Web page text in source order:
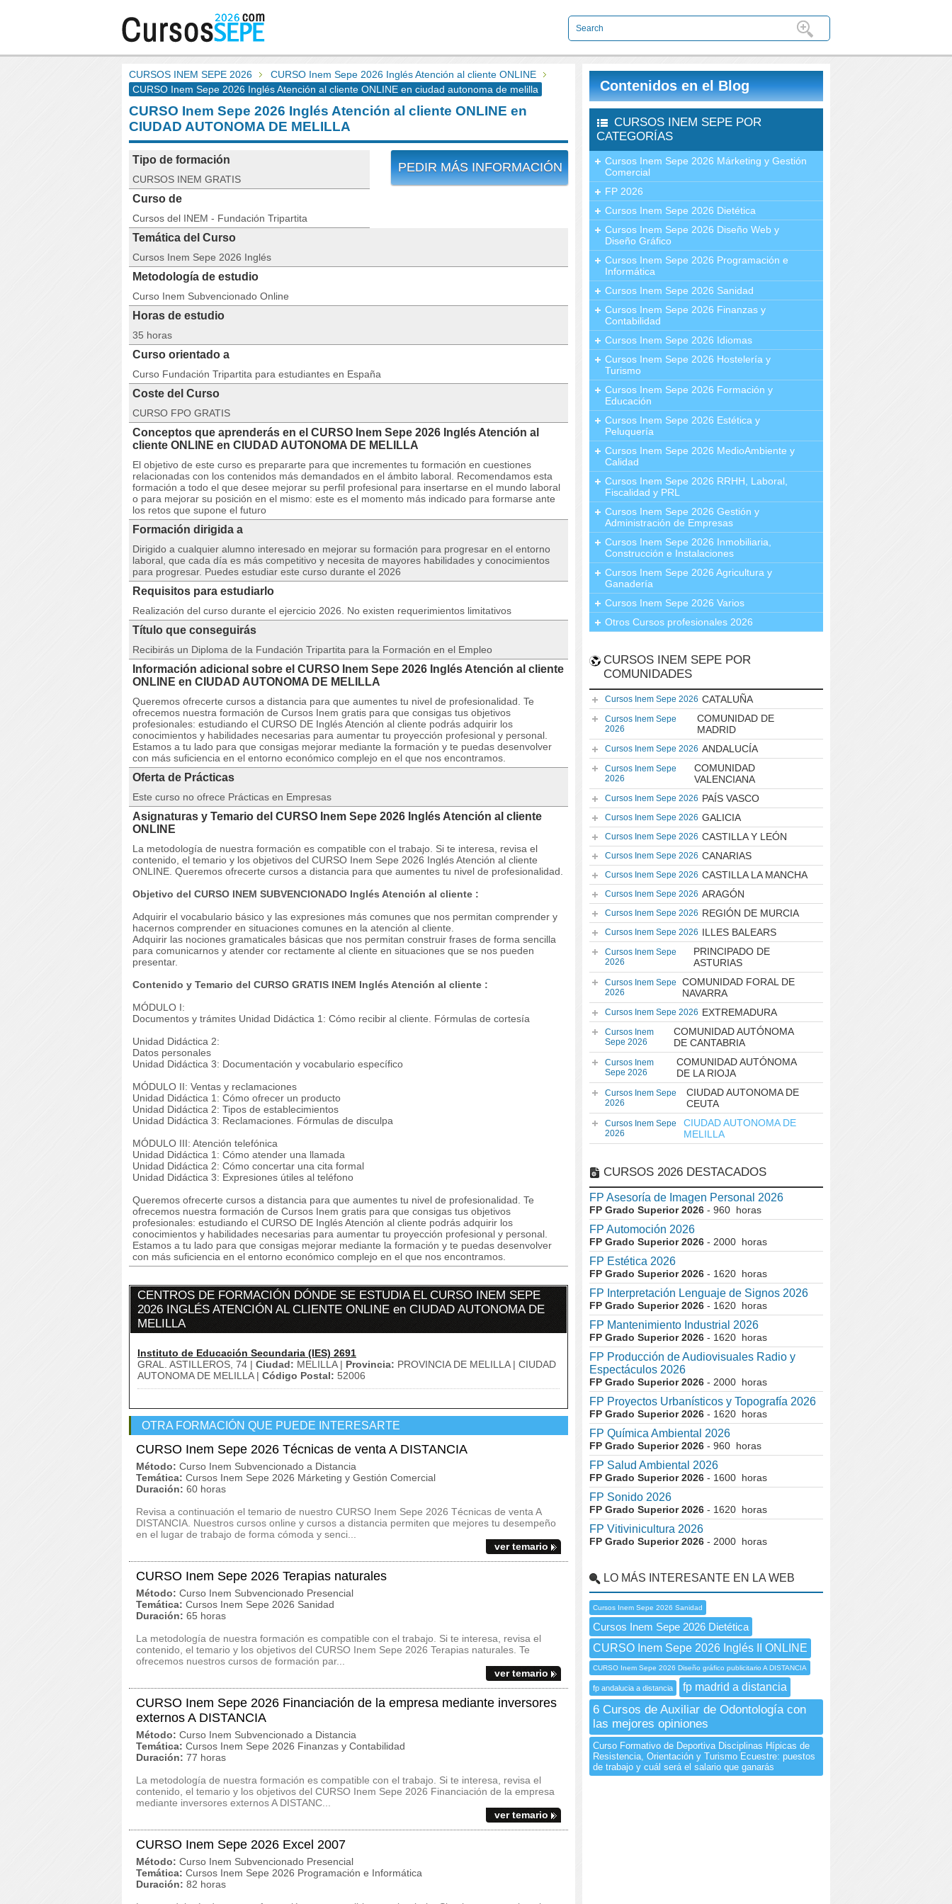
CURSOS INEM SEPE 2026
CURSO Inem Sepe 2026 Inglés Atención al cliente ONLINE
CURSO Inem Sepe 2026 Inglés Atención al cliente ONLINE en ciudad autonoma de melilla
CURSO Inem Sepe 2026 Inglés Atención al cliente ONLINE en
CIUDAD AUTONOMA DE MELILLA
PEDIR MÁS INFORMACIÓN
Tipo de formación
CURSOS INEM GRATIS
Curso de
Cursos del INEM - Fundación Tripartita
Temática del Curso
Cursos Inem Sepe 2026 Inglés
Metodología de estudio
Curso Inem Subvencionado Online
Horas de estudio
35 horas
Curso orientado a
Curso Fundación Tripartita para estudiantes en España
Coste del Curso
CURSO FPO GRATIS
Conceptos que aprenderás en el CURSO Inem Sepe 2026 Inglés Atención al
cliente ONLINE en CIUDAD AUTONOMA DE MELILLA
El objetivo de este curso es prepararte para que incrementes tu formación en cuestiones
relacionadas con los contenidos más demandados en el ámbito laboral. Recomendamos esta
formación a todo el que desee mejorar su perfil profesional para insertarse en el mundo laboral
o para mejorar su posición en el mismo: este es el momento más indicado para formarse ante
los retos que supone el futuro
Formación dirigida a
Dirigido a cualquier alumno interesado en mejorar su formación para progresar en el entorno
laboral, que cada día es más competitivo y necesita de mayores habilidades y conocimientos
para progresar. Puedes estudiar este curso durante el 2026
Requisitos para estudiarlo
Realización del curso durante el ejercicio 2026. No existen requerimientos limitativos
Título que conseguirás
Recibirás un Diploma de la Fundación Tripartita para la Formación en el Empleo
Información adicional sobre el CURSO Inem Sepe 2026 Inglés Atención al cliente
ONLINE en CIUDAD AUTONOMA DE MELILLA
Queremos ofrecerte cursos a distancia para que aumentes tu nivel de profesionalidad. Te
ofrecemos nuestra formación de Cursos Inem gratis para que consigas tus objetivos
profesionales: estudiando el CURSO DE Inglés Atención al cliente podrás adquirir los
conocimientos y habilidades necesarias para aumentar tu proyección profesional y personal.
Estamos a tu lado para que consigas mejorar mediante la formación y te puedas desenvolver
con más suficiencia en el entorno económico complejo en el que nos encontramos.
Oferta de Prácticas
Este curso no ofrece Prácticas en Empresas
Asignaturas y Temario del CURSO Inem Sepe 2026 Inglés Atención al cliente
ONLINE
La metodología de nuestra formación es compatible con el trabajo. Si te interesa, revisa el
contenido, el temario y los objetivos del CURSO Inem Sepe 2026 Inglés Atención al cliente
ONLINE. Queremos ofrecerte cursos a distancia para que aumentes tu nivel de profesionalidad.
Objetivo del CURSO INEM SUBVENCIONADO Inglés Atención al cliente :
Adquirir el vocabulario básico y las expresiones más comunes que nos permitan comprender y
hacernos comprender en situaciones comunes en la atención al cliente.
Adquirir las nociones gramaticales básicas que nos permitan construir frases de forma sencilla
para comunicarnos y atender cor rectamente al cliente en situaciones que se nos pueden
presentar.
Contenido y Temario del CURSO GRATIS INEM Inglés Atención al cliente :
MÓDULO I:
Documentos y trámites Unidad Didáctica 1: Cómo recibir al cliente. Fórmulas de cortesía
Unidad Didáctica 2:
Datos personales
Unidad Didáctica 3: Documentación y vocabulario específico
MÓDULO II: Ventas y reclamaciones
Unidad Didáctica 1: Cómo ofrecer un producto
Unidad Didáctica 2: Tipos de establecimientos
Unidad Didáctica 3: Reclamaciones. Fórmulas de disculpa
MÓDULO III: Atención telefónica
Unidad Didáctica 1: Cómo atender una llamada
Unidad Didáctica 2: Cómo concertar una cita formal
Unidad Didáctica 3: Expresiones útiles al teléfono
Queremos ofrecerte cursos a distancia para que aumentes tu nivel de profesionalidad. Te
ofrecemos nuestra formación de Cursos Inem gratis para que consigas tus objetivos
profesionales: estudiando el CURSO DE Inglés Atención al cliente podrás adquirir los
conocimientos y habilidades necesarias para aumentar tu proyección profesional y personal.
Estamos a tu lado para que consigas mejorar mediante la formación y te puedas desenvolver
con más suficiencia en el entorno económico complejo en el que nos encontramos.
CENTROS DE FORMACIÓN DÓNDE SE ESTUDIA EL CURSO INEM SEPE
2026 INGLÉS ATENCIÓN AL CLIENTE ONLINE en CIUDAD AUTONOMA DE
MELILLA
Instituto de Educación Secundaria (IES) 2691
GRAL. ASTILLEROS, 74 | Ciudad: MELILLA | Provincia: PROVINCIA DE MELILLA | CIUDAD
AUTONOMA DE MELILLA | Código Postal: 52006
OTRA FORMACIÓN QUE PUEDE INTERESARTE
CURSO Inem Sepe 2026 Técnicas de venta A DISTANCIA
Método: Curso Inem Subvencionado a Distancia
Temática: Cursos Inem Sepe 2026 Márketing y Gestión Comercial
Duración: 60 horas
Revisa a continuación el temario de nuestro CURSO Inem Sepe 2026 Técnicas de venta A
DISTANCIA. Nuestros cursos online y cursos a distancia permiten que mejores tu desempeño
en el lugar de trabajo de forma cómoda y senci...
ver temario
CURSO Inem Sepe 2026 Terapias naturales
Método: Curso Inem Subvencionado Presencial
Temática: Cursos Inem Sepe 2026 Sanidad
Duración: 65 horas
La metodología de nuestra formación es compatible con el trabajo. Si te interesa, revisa el
contenido, el temario y los objetivos del CURSO Inem Sepe 2026 Terapias naturales. Te
ofrecemos nuestros cursos de formación par...
ver temario
CURSO Inem Sepe 2026 Financiación de la empresa mediante inversores
externos A DISTANCIA
Método: Curso Inem Subvencionado a Distancia
Temática: Cursos Inem Sepe 2026 Finanzas y Contabilidad
Duración: 77 horas
La metodología de nuestra formación es compatible con el trabajo. Si te interesa, revisa el
contenido, el temario y los objetivos del CURSO Inem Sepe 2026 Financiación de la empresa
mediante inversores externos A DISTANC...
ver temario
CURSO Inem Sepe 2026 Excel 2007
Método: Curso Inem Subvencionado Presencial
Temática: Cursos Inem Sepe 2026 Programación e Informática
Duración: 82 horas
Contenidos en el Blog
CURSOS INEM SEPE POR
CATEGORÍAS
Cursos Inem Sepe 2026 Márketing y Gestión
Comercial
FP 2026
Cursos Inem Sepe 2026 Dietética
Cursos Inem Sepe 2026 Diseño Web y
Diseño Gráfico
Cursos Inem Sepe 2026 Programación e
Informática
Cursos Inem Sepe 2026 Sanidad
Cursos Inem Sepe 2026 Finanzas y
Contabilidad
Cursos Inem Sepe 2026 Idiomas
Cursos Inem Sepe 2026 Hostelería y
Turismo
Cursos Inem Sepe 2026 Formación y
Educación
Cursos Inem Sepe 2026 Estética y
Peluquería
Cursos Inem Sepe 2026 MedioAmbiente y
Calidad
Cursos Inem Sepe 2026 RRHH, Laboral,
Fiscalidad y PRL
Cursos Inem Sepe 2026 Gestión y
Administración de Empresas
Cursos Inem Sepe 2026 Inmobiliaria,
Construcción e Instalaciones
Cursos Inem Sepe 2026 Agricultura y
Ganadería
Cursos Inem Sepe 2026 Varios
Otros Cursos profesionales 2026
CURSOS INEM SEPE POR
COMUNIDADES
Cursos Inem Sepe 2026 CATALUÑA
Cursos Inem Sepe
2026
COMUNIDAD DE
MADRID
Cursos Inem Sepe 2026 ANDALUCÍA
Cursos Inem Sepe
2026
COMUNIDAD
VALENCIANA
Cursos Inem Sepe 2026 PAÍS VASCO
Cursos Inem Sepe 2026 GALICIA
Cursos Inem Sepe 2026 CASTILLA Y LEÓN
Cursos Inem Sepe 2026 CANARIAS
Cursos Inem Sepe 2026 CASTILLA LA MANCHA
Cursos Inem Sepe 2026 ARAGÓN
Cursos Inem Sepe 2026 REGIÓN DE MURCIA
Cursos Inem Sepe 2026 ILLES BALEARS
Cursos Inem Sepe
2026
PRINCIPADO DE
ASTURIAS
Cursos Inem Sepe
2026
COMUNIDAD FORAL DE
NAVARRA
Cursos Inem Sepe 2026 EXTREMADURA
Cursos Inem
Sepe 2026
COMUNIDAD AUTÓNOMA
DE CANTABRIA
Cursos Inem
Sepe 2026
COMUNIDAD AUTÓNOMA
DE LA RIOJA
Cursos Inem Sepe
2026
CIUDAD AUTONOMA DE
CEUTA
Cursos Inem Sepe
2026
CIUDAD AUTONOMA DE
MELILLA
CURSOS 2026 DESTACADOS
FP Asesoría de Imagen Personal 2026
FP Grado Superior 2026 - 960 horas
FP Automoción 2026
FP Grado Superior 2026 - 2000 horas
FP Estética 2026
FP Grado Superior 2026 - 1620 horas
FP Interpretación Lenguaje de Signos 2026
FP Grado Superior 2026 - 1620 horas
FP Mantenimiento Industrial 2026
FP Grado Superior 2026 - 1620 horas
FP Producción de Audiovisuales Radio y
Espectáculos 2026
FP Grado Superior 2026 - 2000 horas
FP Proyectos Urbanísticos y Topografía 2026
FP Grado Superior 2026 - 1620 horas
FP Química Ambiental 2026
FP Grado Superior 2026 - 960 horas
FP Salud Ambiental 2026
FP Grado Superior 2026 - 1600 horas
FP Sonido 2026
FP Grado Superior 2026 - 1620 horas
FP Vitivinicultura 2026
FP Grado Superior 2026 - 2000 horas
LO MÁS INTERESANTE EN LA WEB
Cursos Inem Sepe 2026 Sanidad
Cursos Inem Sepe 2026 Dietética
CURSO Inem Sepe 2026 Inglés II ONLINE
CURSO Inem Sepe 2026 Diseño gráfico publicitario A DISTANCIA
fp andalucia a distancia fp madrid a distancia
6 Cursos de Auxiliar de Odontología con
las mejores opiniones
Curso Formativo de Deportiva Disciplinas Hípicas de
Resistencia, Orientación y Turismo Ecuestre: puestos
de trabajo y cuál será el salario que ganarás